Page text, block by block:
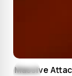
Massive